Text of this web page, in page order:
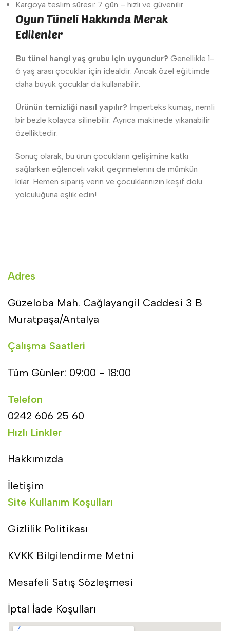
Kargoya teslim süresi: 7 gün – hızlı ve güvenilir.
Oyun Tüneli Hakkında Merak
Edilenler
Bu tünel hangi yaş grubu için uygundur? Genellikle 1-
6 yaş arası çocuklar için idealdir. Ancak özel eğitimde
daha büyük çocuklar da kullanabilir.
Ürünün temizliği nasıl yapılır? İmperteks kumaş, nemli
bir bezle kolayca silinebilir. Ayrıca makinede yıkanabilir
özelliktedir.
Sonuç olarak, bu ürün çocukların gelişimine katkı
sağlarken eğlenceli vakit geçirmelerini de mümkün
kılar. Hemen sipariş verin ve çocuklarınızın keşif dolu
yolculuğuna eşlik edin!
Adres
Güzeloba Mah. Cağlayangil Caddesi 3 B
Muratpaşa/Antalya
Çalışma Saatleri
Tüm Günler: 09:00 - 18:00
Telefon
0242 606 25 60
Hızlı Linkler
Hakkımızda
İletişim
Site Kullanım Koşulları
Gizlilik Politikası
KVKK Bilgilendirme Metni
Mesafeli Satış Sözleşmesi
İptal İade Koşulları